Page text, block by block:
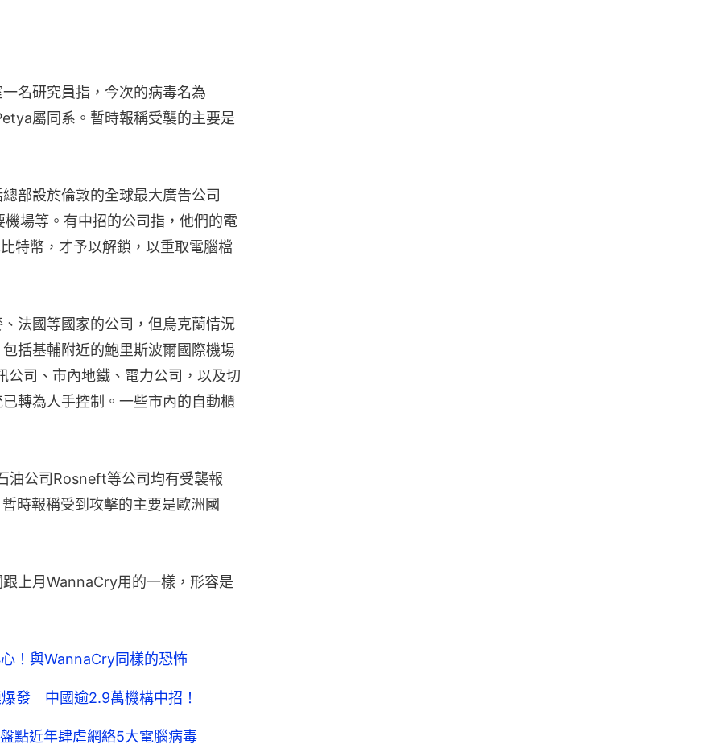
名研究員指，今次的病毒名為
屬同系。暫時報稱受襲的主要是
部設於倫敦的全球最大廣告公司
場等。有中招的公司指，他們的電
特幣，才予以解鎖，以重取電腦檔
法國等國家的公司，但烏克蘭情況
括基輔附近的鮑里斯波爾國際機場
司、市內地鐵、電力公司，以及切
轉為人手控制。一些市內的自動櫃
油公司Rosneft等公司均有受襲報
時報稱受到攻擊的主要是歐洲國
上月WannaCry用的一樣，形容是
！與WannaCry同樣的恐怖
發 中國逾2.9萬機構中招！
點近年肆虐網絡5大電腦病毒